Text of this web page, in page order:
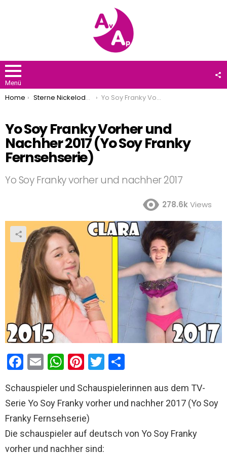
Menü
You are here:
Home Sterne Nickelodeon Yo Soy Franky Vorher und Nachher 2017 (Yo Soy Franky Fernsehserie)
Yo Soy Franky Vorher und
Nachher 2017 (Yo Soy Franky
Fernsehserie)
Yo Soy Franky vorher und nachher 2017
278.6kViews
F
ce
b
o
o
E
ail
W
at
s
A
p
Pi
er
es
t
T
tt
er
e
n
Schauspieler und Schauspielerinnen aus dem TV-
Serie Yo Soy Franky vorher und nachher 2017 (Yo Soy
Franky Fernsehserie)
Die schauspieler auf deutsch von Yo Soy Franky
vorher und nachher sind: